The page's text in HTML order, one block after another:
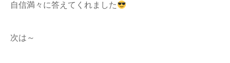
自信満々に答えてくれました
次は～